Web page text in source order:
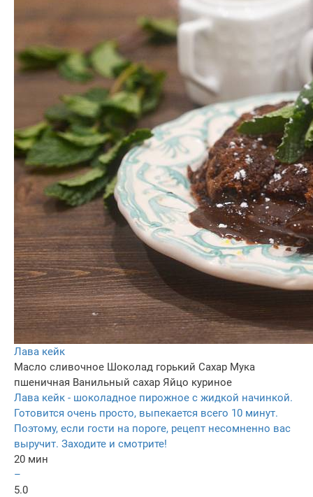
Лава кейк
Масло сливочное Шоколад горький Сахар Мука
пшеничная Ванильный сахар Яйцо куриное
Лава кейк - шоколадное пирожное с жидкой начинкой.
Готовится очень просто, выпекается всего 10 минут.
Поэтому, если гости на пороге, рецепт несомненно вас
выручит. Заходите и смотрите!
20 мин
–
5.0